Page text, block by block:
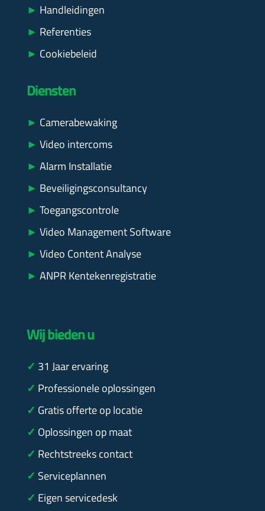
Diensten
► Camerabewaking
► Video intercoms
► Alarm Installatie
► Beveiligingsconsultancy
► Toegangscontrole
► Video Management Software
► Video Content Analyse
► ANPR Kentekenregistratie
Wij bieden u
✓ 31 Jaar ervaring
✓ Professionele oplossingen
✓ Gratis offerte op locatie
✓ Oplossingen op maat
✓ Rechtstreeks contact
✓ Serviceplannen
✓ Eigen servicedesk
► Handleidingen
► Referenties
► Cookiebeleid